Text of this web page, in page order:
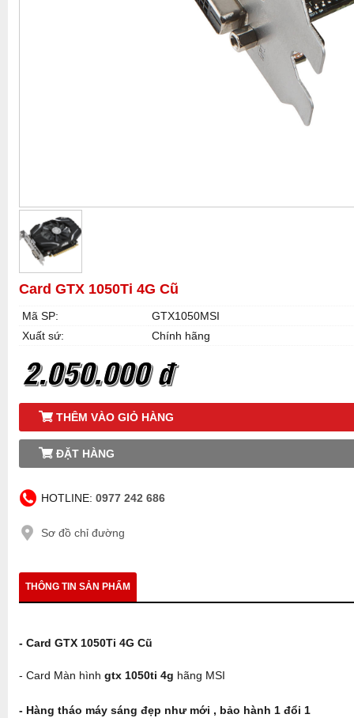
Card GTX 1050Ti 4G Cũ
Mã SP:
GTX1050MSI
Xuất sứ:
Chính hãng
2.050.000 đ
THÊM VÀO GIỎ HÀNG
ĐẶT HÀNG
HOTLINE: 0977 242 686
Sơ đồ chỉ đường
THÔNG TIN SẢN PHẨM
- Card GTX 1050Ti 4G Cũ
- Card Màn hình gtx 1050ti 4g hãng MSI
- Hàng tháo máy sáng đẹp như mới , bảo hành 1 đổi 1